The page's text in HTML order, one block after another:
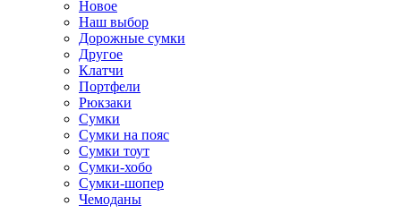
Новое
Наш выбор
Дорожные сумки
Другое
Клатчи
Портфели
Рюкзаки
Сумки
Сумки на пояс
Сумки тоут
Сумки-хобо
Сумки-шопер
Чемоданы